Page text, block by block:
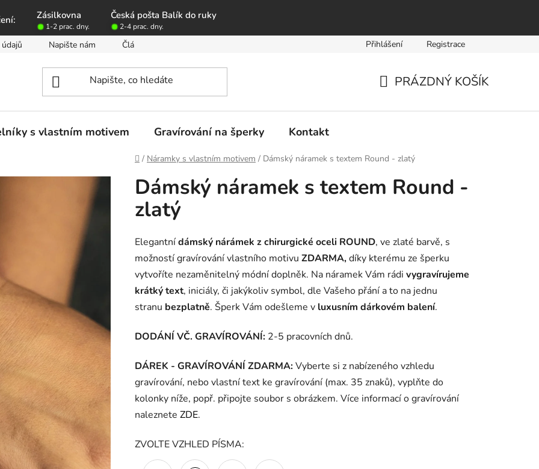
Zásilkovna Česká pošta Balík do ruky
1-2 prac. dny. 2-4 prac. dny.
Napište nám Články o špercích z chirurgické oceli Přihlášení Registrace
PRÁZDNÝ KOŠÍK
s vlastním motivem Gravírování na šperky Kontakt
Domů
/ Náramky s vlastním motivem / Dámský náramek s textem Round - zlatý
Dámský náramek s textem Round -
zlatý
Elegantnídámský nárámek z chirurgické oceli ROUND, ve zlaté barvě, s
možností gravírování vlastního motivu ZDARMA,díky kterému ze šperku
vytvoříte nezaměnitelný módní doplněk. Na náramek Vám rádi vygravírujeme
krátký text, iniciály, či jakýkoliv symbol, dle Vašeho přání a to na jednu
stranu bezplatně. Šperk Vám odešleme v luxusním dárkovém balení.
DODÁNÍ VČ. GRAVÍROVÁNÍ: 2-5 pracovních dnů.
DÁREK - GRAVÍROVÁNÍ ZDARMA:Vyberte si z nabízeného vzhledu
gravírování, nebo vlastní text ke gravírování (max. 35 znaků), vyplňte do
kolonky níže, popř. připojte soubor s obrázkem. Více informací o gravírování
naleznete ZDE.
ZVOLTE VZHLED PÍSMA: